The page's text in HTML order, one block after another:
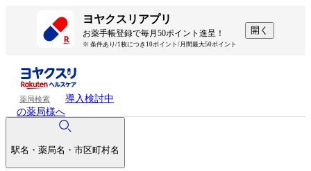
ヨヤクスリアプリ
お薬手帳登録で毎月50ポイント進呈！
※ 条件あり/1枚につき10ポイント/月間最大50ポイント
開く
薬局検索
導入検討中
の薬局様へ
駅名・薬局名・市区町村名
処方せんを送って待ち時間を短く！
処方せんを送って待ち時間を短く！